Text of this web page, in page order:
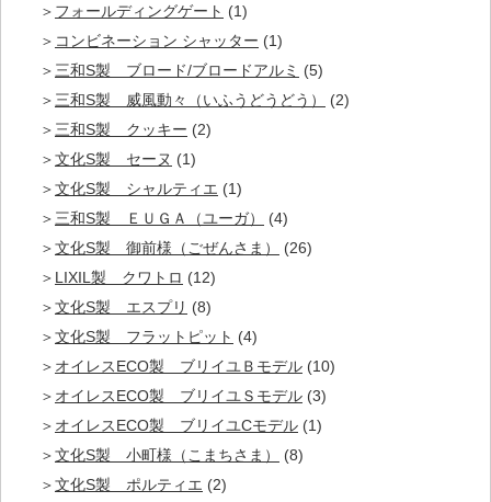
フォールディングゲート (1)
コンビネーション シャッター (1)
三和S製 ブロード/ブロードアルミ (5)
三和S製 威風動々（いふうどうどう）
(2)
三和S製 クッキー (2)
文化S製 セーヌ (1)
文化S製 シャルティエ (1)
三和S製 ＥＵＧＡ（ユーガ）
(4)
文化S製 御前様（ごぜんさま）
(26)
LIXIL製 クワトロ (12)
文化S製 エスプリ (8)
文化S製 フラットピット (4)
オイレスECO製 ブリイユＢモデル (10)
オイレスECO製 ブリイユＳモデル (3)
オイレスECO製 ブリイユCモデル (1)
文化S製 小町様（こまちさま）
(8)
文化S製 ポルティエ (2)